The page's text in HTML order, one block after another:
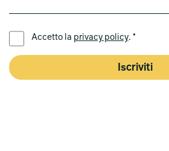
Accetto la privacy policy. *
Iscriviti